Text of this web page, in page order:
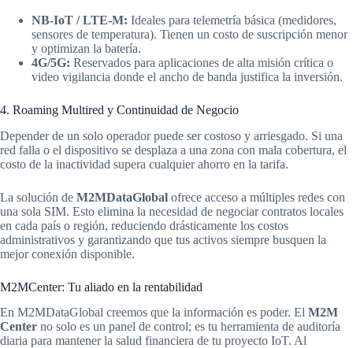
NB-IoT / LTE-M: Ideales para telemetría básica (medidores,
sensores de temperatura). Tienen un costo de suscripción menor
y optimizan la batería.
4G/5G: Reservados para aplicaciones de alta misión crítica o
video vigilancia donde el ancho de banda justifica la inversión.
4. Roaming Multired y Continuidad de Negocio
Depender de un solo operador puede ser costoso y arriesgado. Si una
red falla o el dispositivo se desplaza a una zona con mala cobertura, el
costo de la inactividad supera cualquier ahorro en la tarifa.
La solución de M2MDataGlobal ofrece acceso a múltiples redes con
una sola SIM. Esto elimina la necesidad de negociar contratos locales
en cada país o región, reduciendo drásticamente los costos
administrativos y garantizando que tus activos siempre busquen la
mejor conexión disponible.
M2MCenter: Tu aliado en la rentabilidad
En M2MDataGlobal creemos que la información es poder. El M2M
Center no solo es un panel de control; es tu herramienta de auditoría
diaria para mantener la salud financiera de tu proyecto IoT. Al